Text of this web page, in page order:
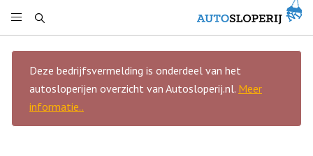
Deze bedrijfsvermelding is onderdeel van het
autosloperijen overzicht van Autosloperij.nl. Meer
informatie..